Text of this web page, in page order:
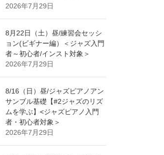
2026年7月29日
8月22日（土）昼/練習会セッシ
ョン(ビギナー編）＜ジャズ入門
者～初心者/インスト対象＞
2026年7月29日
8/16（日）昼/ジャズピアノアン
サンブル基礎【#2ジャズのリズ
ムを学ぶ】<ジャズピアノ入門
者・初心者対象＞
2026年7月29日